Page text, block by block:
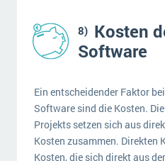
Kosten
Software
Ein entscheidender Faktor
Software sind die Kosten.
Projekts setzen sich aus
Kosten zusammen. Direkten
Kosten, die sich direkt aus